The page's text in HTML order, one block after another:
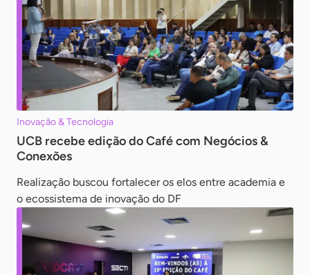
Inovação & Tecnologia
UCB recebe edição do Café com Negócios &
Conexões
Realização buscou fortalecer os elos entre academia e
o ecossistema de inovação do DF